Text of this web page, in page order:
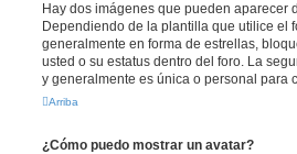
Hay dos imágenes que pueden aparecer
Dependiendo de la plantilla que utilice el
generalmente en forma de estrellas,
usted o su estatus dentro del foro. La
y generalmente es única o personal para
Arriba
¿Cómo puedo mostrar un avatar?